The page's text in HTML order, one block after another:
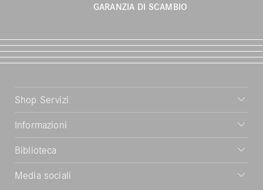
GARANZIA DI SCAMBIO
Shop Servizi
Informazioni
Biblioteca
Media sociali